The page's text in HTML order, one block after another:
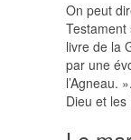
On peut
Testament
livre de la
par une
l’Agneau.
Dieu et les